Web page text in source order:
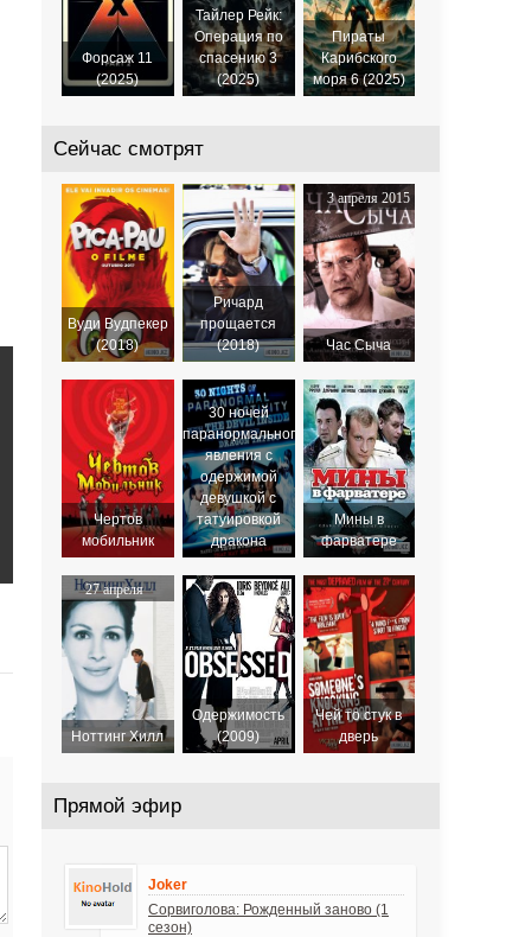
Форсаж 11
(2025)
Тайлер Рейк:
Операция по
спасению 3
(2025)
Пираты
Карибского
моря 6 (2025)
Сейчас смотрят
Вуди Вудпекер
(2018)
Ричард
прощается
(2018)
3 апреля 2015
Час Сыча
Чертов
мобильник
30 ночей
паранормального
явления с
одержимой
девушкой с
татуировкой
дракона
Мины в
фарватере
27 апреля
1999
Ноттинг Хилл
Одержимость
(2009)
Чей то стук в
дверь
Прямой эфир
Joker
Сорвиголова: Рожденный заново (1
сезон)